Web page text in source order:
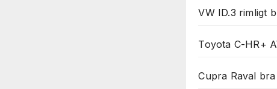
VW ID.3 rimligt
Toyota C-HR+
Cupra Raval